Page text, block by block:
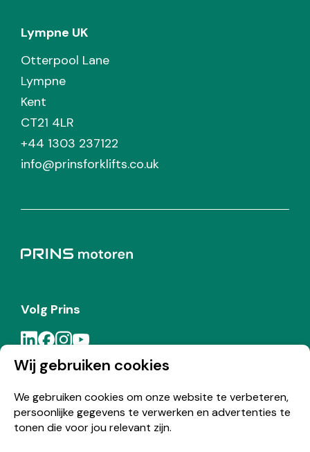
Wij gebruiken cookies
We gebruiken cookies om onze website te verbeteren,
persoonlijke gegevens te verwerken en advertenties te
tonen die voor jou relevant zijn.
Lympne UK
Otterpool Lane
Lympne
Kent
CT21 4LR
+44 1303 237122
info@prinsforklifts.co.uk
Volg Prins
Meld je aan voor de Prins nieuwsbrief